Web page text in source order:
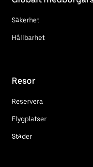
Säkerhet
Hållbarhet
Resor
Reservera
Flygplatser
Städer